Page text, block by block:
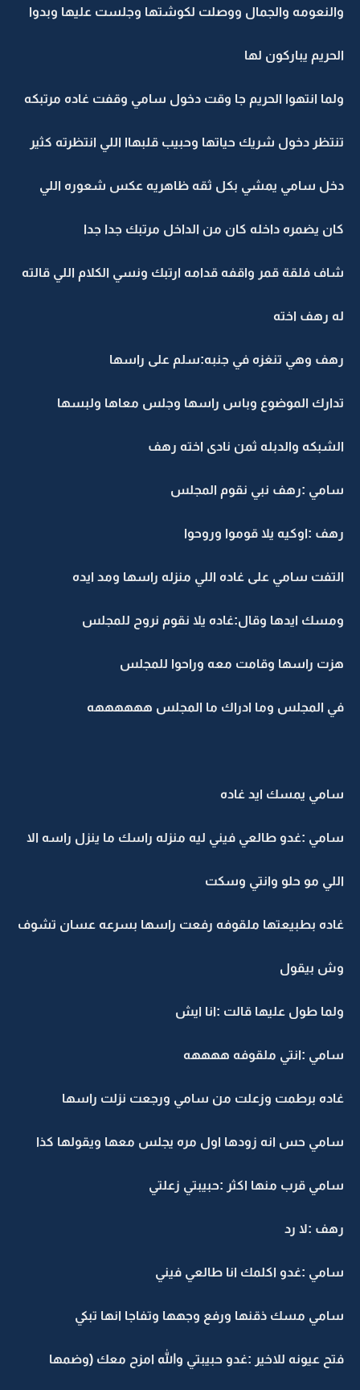
والنعومه والجمال ووصلت لكوشتها وجلست عليها وبدوا
الحريم يباركون لها
ولما انتهوا الحريم جا وقت دخول سامي وقفت غاده مرتبكه
تنتظر دخول شريك حياتها وحبيب قلبهاا اللي انتظرته كثير
دخل سامي يمشي بكل ثقه ظاهريه عكس شعوره اللي
كان يضمره داخله كان من الداخل مرتبك جدا جدا
شاف فلقة قمر واقفه قدامه ارتبك ونسي الكلام اللي قالته
له رهف اخته
رهف وهي تنغزه في جنبه:سلم على راسها
تدارك الموضوع وباس راسها وجلس معاها ولبسها
الشبكه والدبله ثمن نادى اخته رهف
سامي :رهف نبي نقوم المجلس
رهف :اوكيه يلا قوموا وروحوا
التفت سامي على غاده اللي منزله راسها ومد ايده
ومسك ايدها وقال:غاده يلا نقوم نروح للمجلس
هزت راسها وقامت معه وراحوا للمجلس
في المجلس وما ادراك ما المجلس ههههههه
سامي يمسك ايد غاده
سامي :غدو طالعي فيني ليه منزله راسك ما ينزل راسه الا
اللي مو حلو وانتي وسكت
غاده بطبيعتها ملقوفه رفعت راسها بسرعه عسان تشوف
وش بيقول
ولما طول عليها قالت :انا ايش
سامي :انتي ملقوفه ههههه
غاده برطمت وزعلت من سامي ورجعت نزلت راسها
سامي حس انه زودها اول مره يجلس معها ويقولها كذا
سامي قرب منها اكثر :حبيبتي زعلتي
رهف :لا رد
سامي :غدو اكلمك انا طالعي فيني
سامي مسك ذقنها ورفع وجهها وتفاجا انها تبكي
فتح عيونه للاخير :غدو حبيبتي والله امزح معك (وضمها